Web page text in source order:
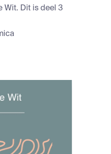
Wit. Dit is deel 3